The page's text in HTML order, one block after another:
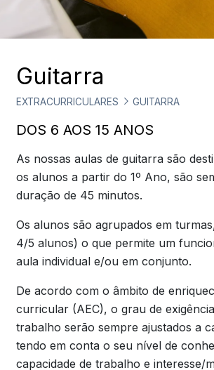
Guitarra
EXTRACURRICULARES GUITARRA
DOS 6 AOS 15 ANOS
As nossas aulas de guitarra são
os alunos a partir do 1º Ano, são
duração de 45 minutos.
Os alunos são agrupados em
4/5 alunos) o que permite um
aula individual e/ou em conjunto.
De acordo com o âmbito de
curricular (AEC), o grau de
trabalho serão sempre ajustados a
tendo em conta o seu nível de
capacidade de trabalho e interesse/